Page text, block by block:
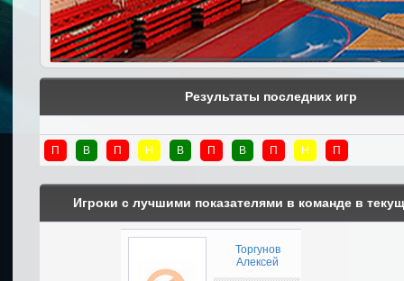
Результаты последних игр
П В П Н В П В П Н П
Игроки с лучшими показателями в команде в
Торгунов
Алексей